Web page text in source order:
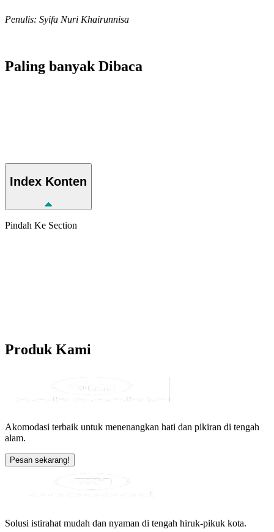
Penulis: Syifa Nuri Khairunnisa
Paling banyak Dibaca
Index Konten
Pindah Ke Section
Produk Kami
Akomodasi terbaik untuk menenangkan hati dan pikiran di tengah
alam.
Pesan sekarang!
Solusi istirahat mudah dan nyaman di tengah hiruk-pikuk kota.